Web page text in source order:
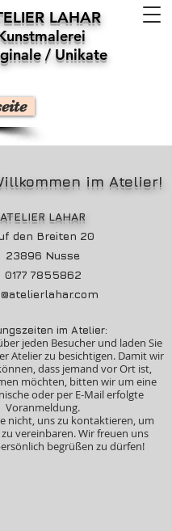
LAHAR
/ Unikate
im Atelier!
ATELIER LAHAR
den Breiten 20
23896 Nusse
0177 7855862
im Atelier:
jeden Besucher und laden Sie
Atelier zu besichtigen. Damit wir
dass jemand vor Ort ist,
möchten, bitten wir um eine
oder per E-Mail erfolgte
Voranmeldung.
nicht, uns zu kontaktieren, um
vereinbaren. Wir freuen uns
begrüßen zu dürfen!